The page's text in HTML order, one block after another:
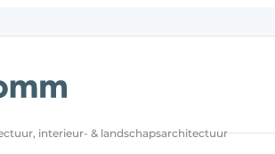
interieur- & landschapsarchitectuur